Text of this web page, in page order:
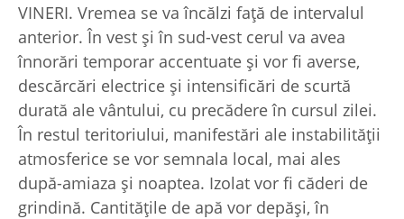
VINERI. Vremea se va încălzi față de intervalul
anterior. În vest și în sud-vest cerul va avea
înnorări temporar accentuate și vor fi averse,
descărcări electrice și intensificări de scurtă
durată ale vântului, cu precădere în cursul zilei.
În restul teritoriului, manifestări ale instabilității
atmosferice se vor semnala local, mai ales
după-amiaza și noaptea. Izolat vor fi căderi de
grindină. Cantitățile de apă vor depăși, în